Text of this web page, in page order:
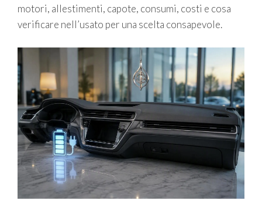
motori, allestimenti, capote, consumi, costi e cosa
verificare nell’usato per una scelta consapevole.